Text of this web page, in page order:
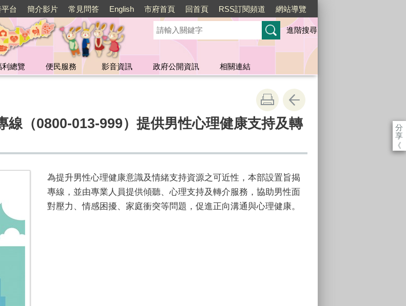
台 簡介影片 常見問答 English 市府首頁 回首頁 RSS訂閱頻道 網站導覽
進階搜尋
總覽 便民服務 影音資訊 政府公開資訊
相關連結
分
享
《
線（0800-013-999）提供男性心理健康支持及轉
為提升男性心理健康意識及情緒支持資源之可近性，本部設置旨揭
專線，並由專業人員提供傾聽、心理支持及轉介服務，協助男性面
對壓力、情感困擾、家庭衝突等問題，促進正向溝通與心理健康。